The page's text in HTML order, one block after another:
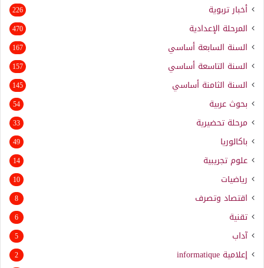
أخبار تربوية 226
المرحلة الإعدادية 470
السنة السابعة أساسي 167
السنة التاسعة أساسي 157
السنة الثامنة أساسي 145
بحوث عربية 54
مرحلة تحضيرية 33
باكالوريا 49
علوم تجريبية 14
رياضيات 10
اقتصاد وتصرف 8
تقنية 6
آداب 5
إعلامية informatique
2